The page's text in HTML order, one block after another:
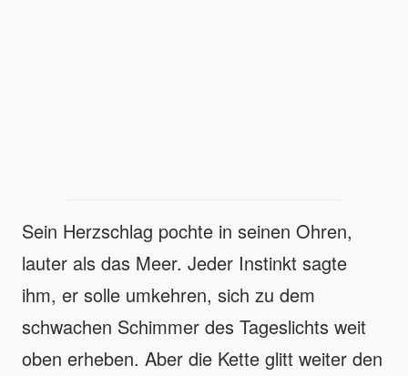
Sein Herzschlag pochte in seinen Ohren,
lauter als das Meer. Jeder Instinkt sagte
ihm, er solle umkehren, sich zu dem
schwachen Schimmer des Tageslichts weit
oben erheben. Aber die Kette glitt weiter den